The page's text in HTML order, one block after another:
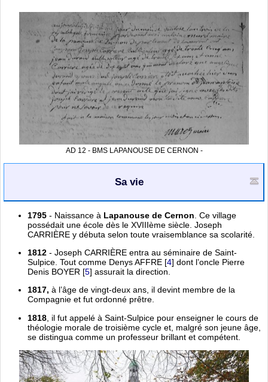
AD 12 - BMS LAPANOUSE DE CERNON -
Sa vie
1795 - Naissance à Lapanouse de Cernon . Ce village
possédait une école dès le XVIIIème siècle. Joseph
CARRIÈRE y débuta selon toute vraisemblance sa scolarité.
1812 - Joseph CARRIÈRE entra au séminaire de Saint-
Sulpice. Tout comme Denys AFFRE [4] dont l’oncle Pierre
Denis BOYER [5] assurait la direction.
1817, à l’âge de vingt-deux ans, il devint membre de la
Compagnie et fut ordonné prêtre.
1818 , il fut appelé à Saint-Sulpice pour enseigner le cours de
théologie morale de troisième cycle et, malgré son jeune âge,
se distingua comme un professeur brillant et compétent.